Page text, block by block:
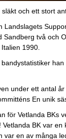
och ett stort
Landslagets
två och
1990.
under ett antal
En unik
för Vetlanda BKs
BK var
var en av många